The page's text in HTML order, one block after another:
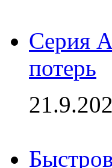
Серия
потерь